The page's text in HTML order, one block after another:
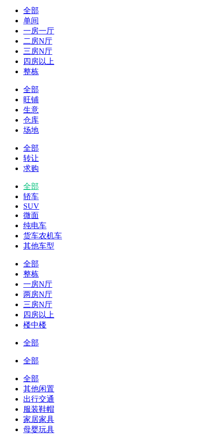
全部
单间
一房一厅
二房N厅
三房N厅
四房以上
整栋
全部
旺铺
生意
仓库
场地
全部
转让
求购
全部
轿车
SUV
微面
纯电车
货车农机车
其他车型
全部
整栋
一房N厅
两房N厅
三房N厅
四房以上
楼中楼
全部
全部
全部
其他闲置
出行交通
服装鞋帽
家居家具
母婴玩具